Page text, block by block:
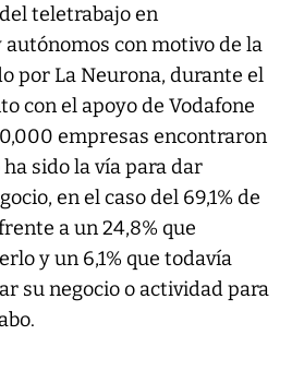
teletrabajo en
con motivo de la
por La Neurona, durante el
con el apoyo de Vodafone
empresas encontraron
sido la vía para dar
en el caso del 69,1% de
a un 24,8% que
y un 6,1% que todavía
su negocio o actividad para